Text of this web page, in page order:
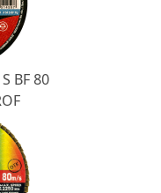
BF 80